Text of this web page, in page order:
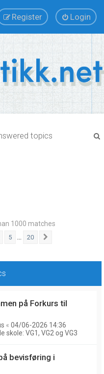
Login
Register
topics
1000 matches
5 20
på Forkurs til
« 04/06-2026 14:36
skole: VG1, VG2 og VG3
bevisføring i